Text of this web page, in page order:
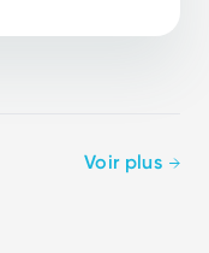
Voir plus